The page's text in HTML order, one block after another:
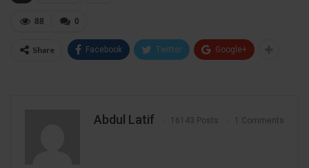
0
88
Share Facebook Twitter Google+
Abdul Latif 16143 Posts 1 Comments